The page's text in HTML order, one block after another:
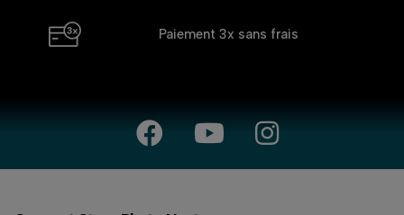
Paiement 3x sans frais